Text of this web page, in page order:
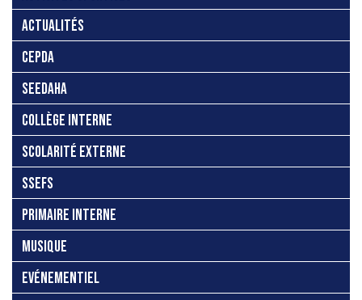
ACTUALITÉS
CEPDA
SEEDAHA
COLLÈGE INTERNE
SCOLARITÉ EXTERNE
SSEFS
PRIMAIRE INTERNE
MUSIQUE
EVÉNEMENTIEL